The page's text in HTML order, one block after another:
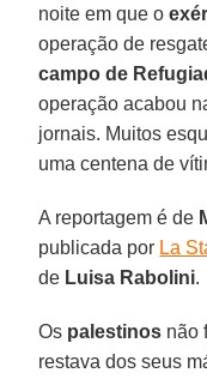
noite em que o
operação de
campo de
operação acabou
jornais. Muitos
uma centena de
A reportagem é de
publicada por La
de Luisa Rabolini.
Os palestinos não
restava dos seus